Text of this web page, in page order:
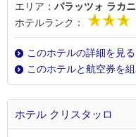
エリア： パラッツォ ラカ
ホテルランク：
このホテルの詳細を見る
このホテルと航空券を
ホテル クリスタッロ